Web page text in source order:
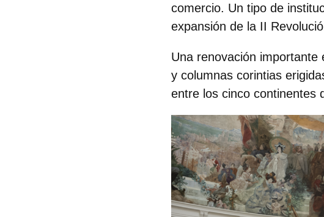
comercio. Un tipo de
expansión de la II
Una renovación
y columnas corintias
entre los cinco continentes